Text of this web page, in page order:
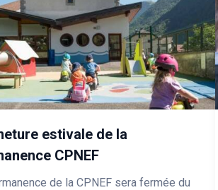
estivale de la
CPNEF
de la CPNEF sera fermée du